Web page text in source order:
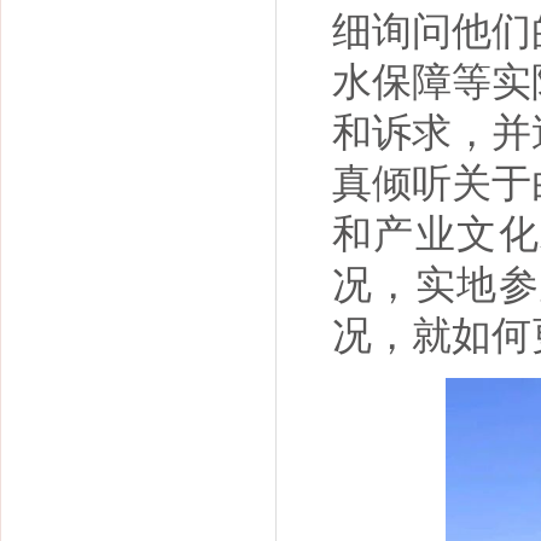
细询问他
水保障等
和诉求，
真倾听关
和产业文
况，实地
况，就如